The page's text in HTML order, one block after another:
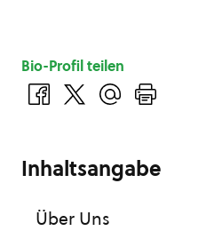
Bio-Profil teilen
Inhaltsangabe
Über Uns